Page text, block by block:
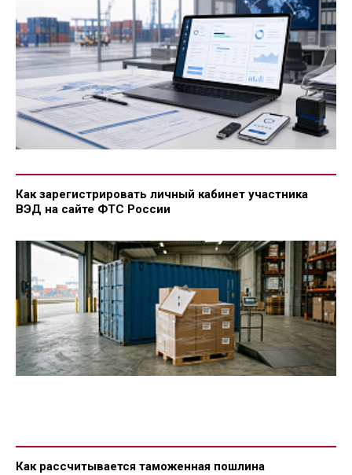
Как зарегистрировать личный кабинет участника
ВЭД на сайте ФТС России
Как рассчитывается таможенная пошлина